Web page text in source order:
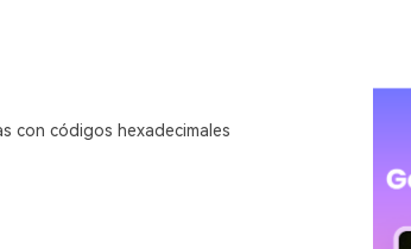
con códigos hexadecimales